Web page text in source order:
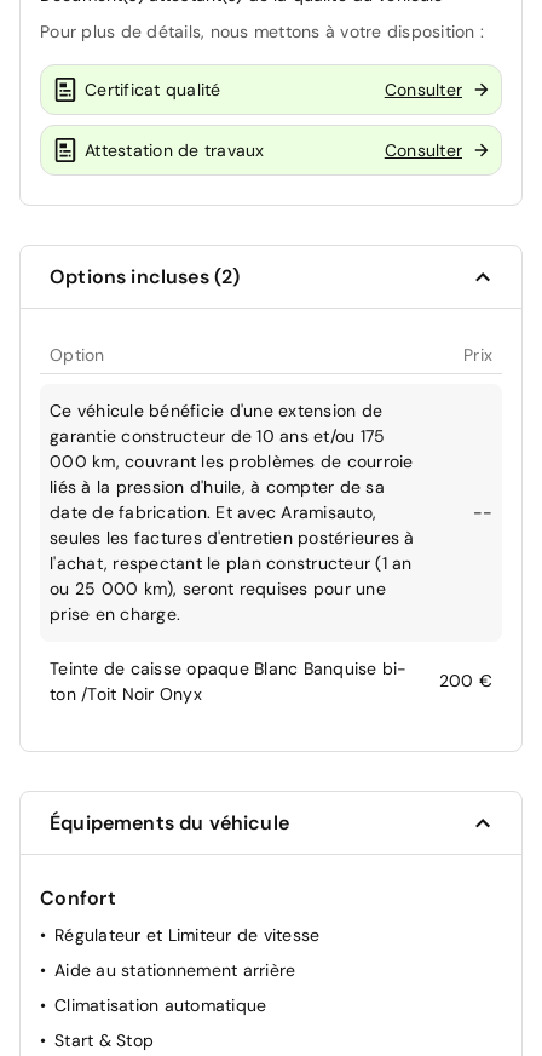
Pour plus de détails, nous mettons à votre disposition :
Certificat qualité Consulter
Attestation de travaux Consulter
Options incluses (2)
Option Prix
Ce véhicule bénéficie d'une extension de
garantie constructeur de 10 ans et/ou 175
000 km, couvrant les problèmes de courroie
liés à la pression d'huile, à compter de sa
date de fabrication. Et avec Aramisauto,
seules les factures d'entretien postérieures à
l'achat, respectant le plan constructeur (1 an
ou 25 000 km), seront requises pour une
prise en charge.
--
Teinte de caisse opaque Blanc Banquise bi-
ton /Toit Noir Onyx
200 €
Équipements du véhicule
Confort
Régulateur et Limiteur de vitesse
Aide au stationnement arrière
Climatisation automatique
Start & Stop